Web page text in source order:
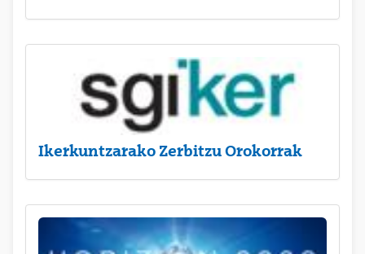
Ikerkuntzarako Zerbitzu Orokorrak